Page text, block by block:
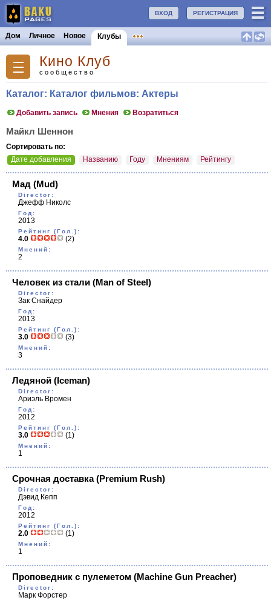
РЕГИСТРАЦИЯ
ВХОД
Дом Личное Новое Клубы
Кино Клуб
сообщество
Каталог: Каталог фильмов: Актеры
Добавить запись Мнения Возратиться
Майкл Шеннон
Сортировать по:
Дате добавления
Названию Году Мнениям Рейтингу
Мад (Mud)
Director:
Джефф Николс
Год:
2013
Рейтинг (Гол.):
4.0 (2)
Мнений:
2
Человек из стали (Man of Steel)
Director:
Зак Снайдер
Год:
2013
Рейтинг (Гол.):
3.0 (3)
Мнений:
3
Ледяной (Iceman)
Director:
Ариэль Вромен
Год:
2012
Рейтинг (Гол.):
3.0 (1)
Мнений:
1
Срочная доставка(Premium Rush)
Director:
Дэвид Кепп
Год:
2012
Рейтинг (Гол.):
2.0 (1)
Мнений:
1
Проповедник с пулеметом (Machine Gun Preacher)
Director:
Марк Форстер